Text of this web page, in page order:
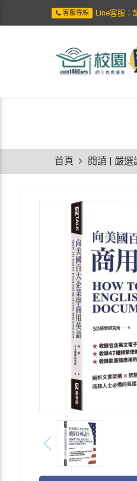
客服專線 Line客服：
首頁 閱讀 | 嚴選